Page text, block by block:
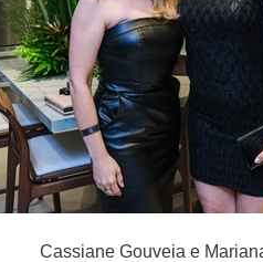
Cassiane Gouveia e